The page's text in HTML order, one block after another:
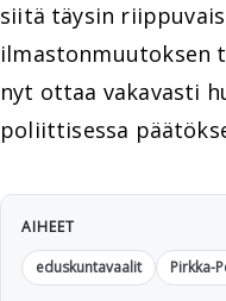
siitä täysin
ilmastonmuutoksen
nyt ottaa vakavasti
poliittisessa
AIHEET
eduskuntavaalit
Pirkka-